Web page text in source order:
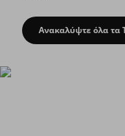
Ανακαλύψτε όλα τα